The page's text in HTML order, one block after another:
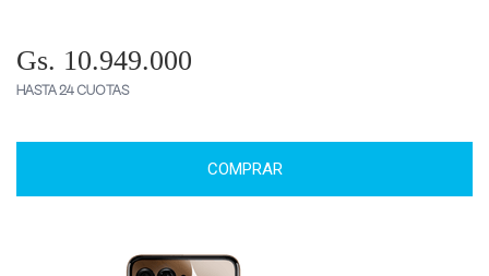
Gs. 10.949.000
HASTA 24 CUOTAS
COMPRAR